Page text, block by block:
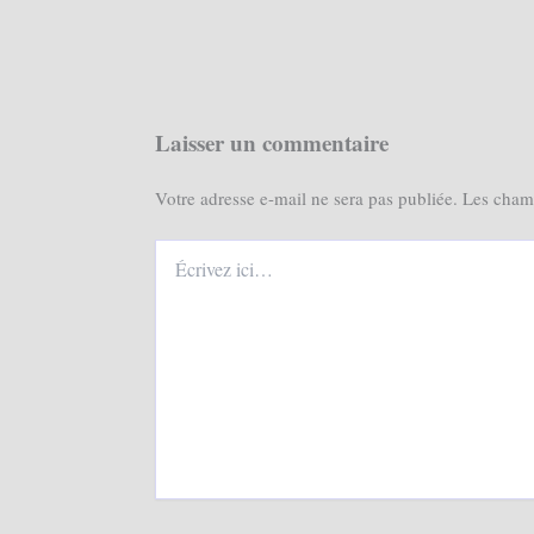
Laisser un commentaire
Votre adresse e-mail ne sera pas publiée. Les
ici…